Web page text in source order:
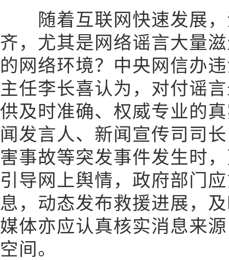
随着互联网快速发展，
齐，尤其是网络谣言大量
的网络环境？中央网信办
主任李长喜认为，对付谣
供及时准确、权威专业的
闻发言人、新闻宣传司司
害事故等突发事件发生时
引导网上舆情，政府部门
息，动态发布救援进展，
媒体亦应认真核实消息来
空间。